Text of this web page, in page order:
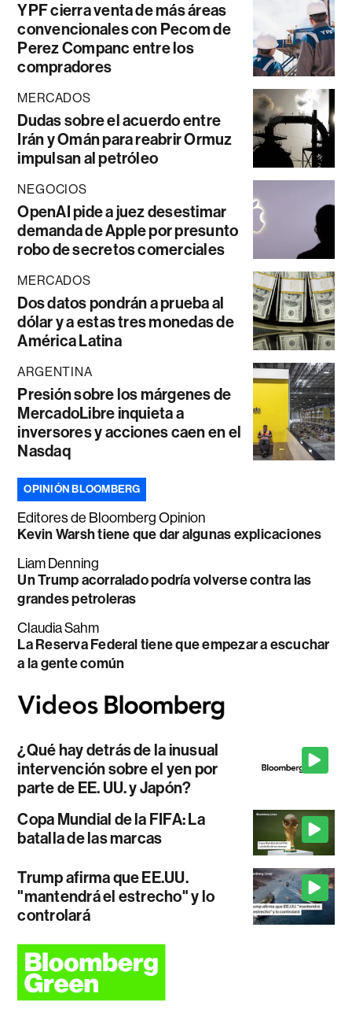
YPF cierra venta de más áreas
convencionales con Pecom de
Perez Companc entre los
compradores
MERCADOS
Dudas sobre el acuerdo entre
Irán y Omán para reabrir Ormuz
impulsan al petróleo
NEGOCIOS
OpenAI pide a juez desestimar
demanda de Apple por presunto
robo de secretos comerciales
MERCADOS
Dos datos pondrán a prueba al
dólar y a estas tres monedas de
América Latina
ARGENTINA
Presión sobre los márgenes de
MercadoLibre inquieta a
inversores y acciones caen en el
Nasdaq
OPINIÓN BLOOMBERG
Editores de Bloomberg Opinion
Kevin Warsh tiene que dar algunas explicaciones
Liam Denning
Un Trump acorralado podría volverse contra las
grandes petroleras
Claudia Sahm
La Reserva Federal tiene que empezar a escuchar
a la gente común
¿Qué hay detrás de la inusual
intervención sobre el yen por
parte de EE. UU. y Japón?
Copa Mundial de la FIFA: La
batalla de las marcas
Trump afirma que EE.UU.
"mantendrá el estrecho" y lo
controlará